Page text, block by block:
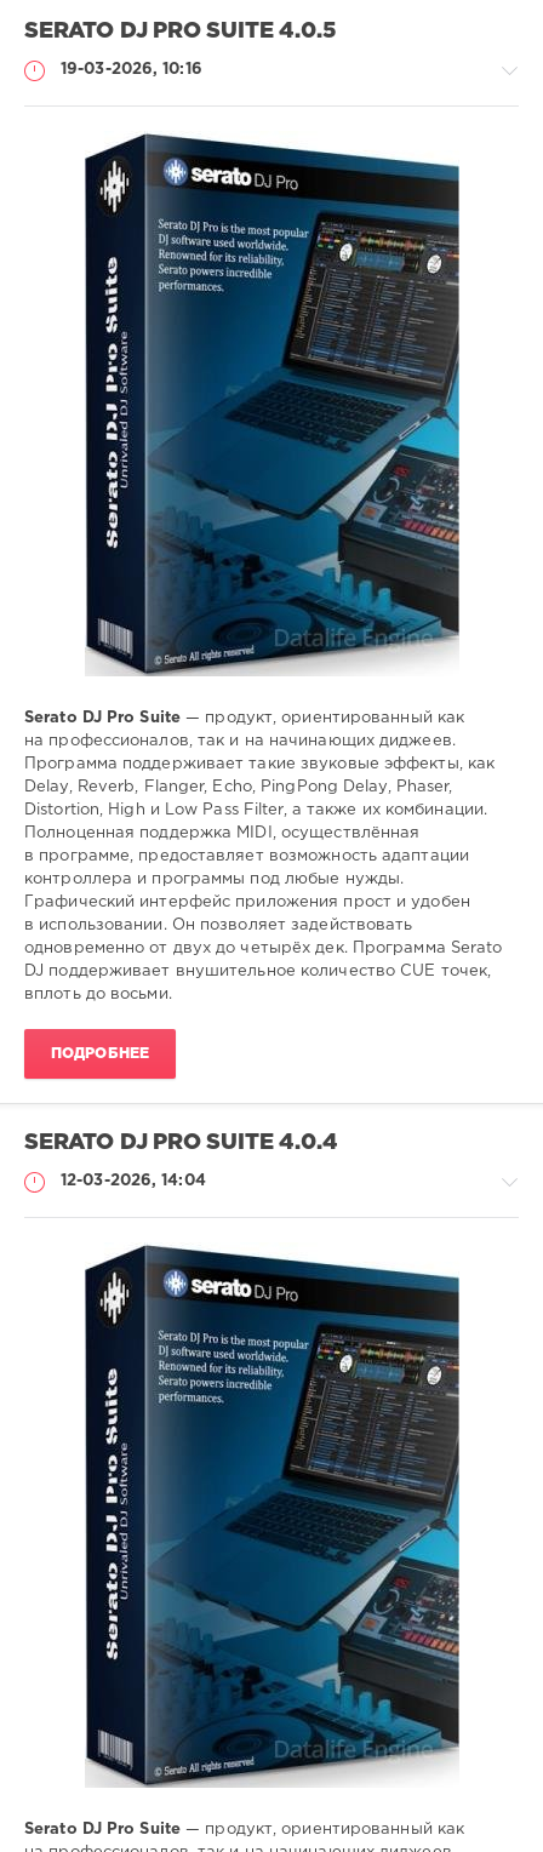
SERATO DJ PRO SUITE 4.0.5
19-03-2026, 10:16
Софт
диджеинг
звуковые
эффекты
Serato DJ Pro Suite— продукт, ориентированный как
на профессионалов, так и на начинающих диджеев.
Программа поддерживает такие звуковые эффекты, как
Delay, Reverb, Flanger, Echo, PingPong Delay, Phaser,
Distortion, High и Low Pass Filter, а также их комбинации.
Полноценная поддержка MIDI, осуществлённая
в программе, предоставляет возможность адаптации
контроллера и программы под любые нужды.
Графический интерфейс приложения прост и удобен
в использовании. Он позволяет задействовать
одновременно от двух до четырёх дек. Программа Serato
DJ поддерживает внушительное количество CUE точек,
вплоть до восьми.
ПОДРОБНЕЕ
SERATO DJ PRO SUITE 4.0.4
12-03-2026, 14:04
Софт
диджеинг
звуковые
эффекты
Serato DJ Pro Suite— продукт, ориентированный как